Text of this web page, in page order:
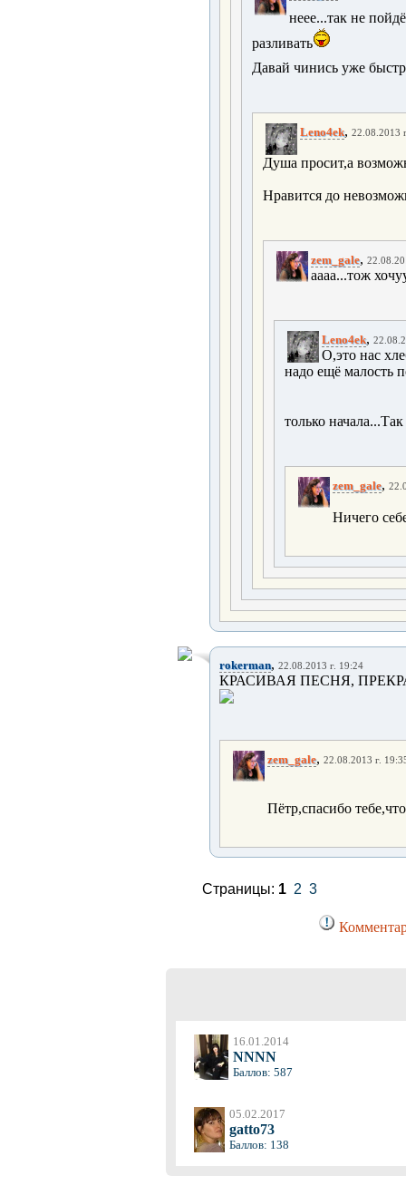
неее...так не
разливать
Давай чинись уже
Leno4ek, 22.08.2013
Душа просит,а
Нравится до
zem_gale,
аааа...тож
Leno4ek,
О,это нас
надо ещё малость
только
zem_gale,
Ничего
rokerman, 22.08.2013 г. 19:24
КРАСИВАЯ ПЕСНЯ,
zem_gale, 22.08.2013 г.
Пётр,спасибо
Страницы: 1 2 3
16.01.2014
NNNN
Баллов: 587
05.02.2017
gatto73
Баллов: 138